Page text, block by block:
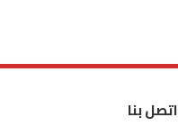
اتصل بنا